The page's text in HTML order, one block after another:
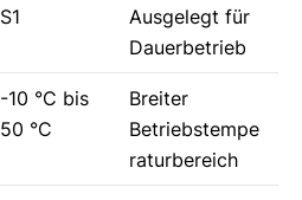
S1
Ausgelegt für
Dauerbetrieb
-10 °C bis
50 °C
Breiter
Betriebstempe
raturbereich